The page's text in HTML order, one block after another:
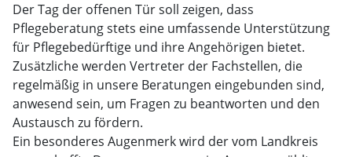
Der Tag der offenen Tür soll zeigen, dass
Pflegeberatung stets eine umfassende Unterstützung
für Pflegebedürftige und ihre Angehörigen bietet.
Zusätzliche werden Vertreter der Fachstellen, die
regelmäßig in unsere Beratungen eingebunden sind,
anwesend sein, um Fragen zu beantworten und den
Austausch zu fördern.
Ein besonderes Augenmerk wird der vom Landkreis